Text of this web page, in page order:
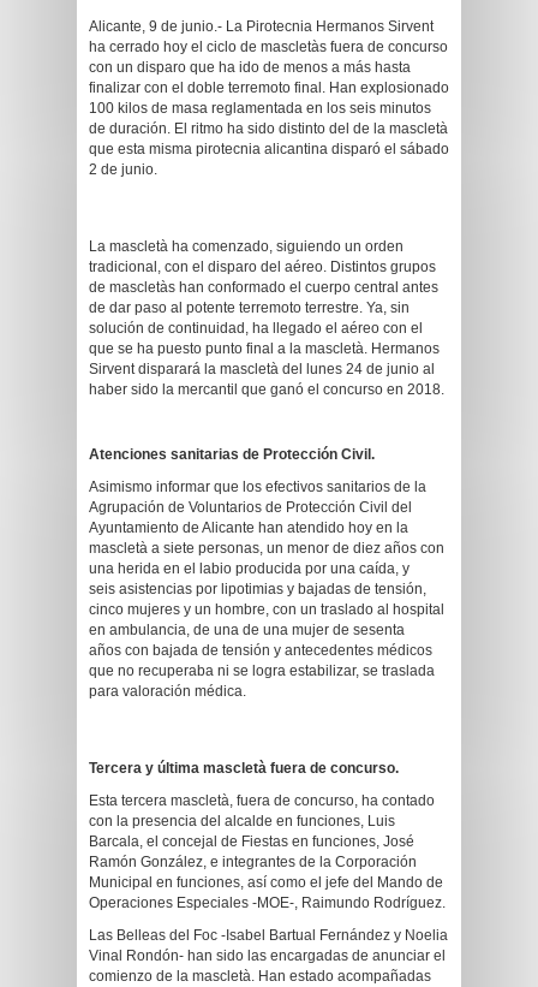
Alicante, 9 de junio.- La Pirotecnia Hermanos Sirvent
ha cerrado hoy el ciclo de mascletàs fuera de concurso
con un disparo que ha ido de menos a más hasta
finalizar con el doble terremoto final. Han explosionado
100 kilos de masa reglamentada en los seis minutos
de duración. El ritmo ha sido distinto del de la mascletà
que esta misma pirotecnia alicantina disparó el sábado
2 de junio.
La mascletà ha comenzado, siguiendo un orden
tradicional, con el disparo del aéreo. Distintos grupos
de mascletàs han conformado el cuerpo central antes
de dar paso al potente terremoto terrestre. Ya, sin
solución de continuidad, ha llegado el aéreo con el
que se ha puesto punto final a la mascletà. Hermanos
Sirvent disparará la mascletà del lunes 24 de junio al
haber sido la mercantil que ganó el concurso en 2018.
Atenciones sanitarias de Protección Civil.
Asimismo informar que los efectivos sanitarios de la
Agrupación de Voluntarios de Protección Civil del
Ayuntamiento de Alicante han atendido hoy en la
mascletà a siete personas, un menor de diez años con
una herida en el labio producida por una caída, y
seis asistencias por lipotimias y bajadas de tensión,
cinco mujeres y un hombre, con un traslado al hospital
en ambulancia, de una de una mujer de sesenta
años con bajada de tensión y antecedentes médicos
que no recuperaba ni se logra estabilizar, se traslada
para valoración médica.
Tercera y última mascletà fuera de concurso.
Esta tercera mascletà, fuera de concurso, ha contado
con la presencia del alcalde en funciones, Luis
Barcala, el concejal de Fiestas en funciones, José
Ramón González, e integrantes de la Corporación
Municipal en funciones, así como el jefe del Mando de
Operaciones Especiales -MOE-, Raimundo Rodríguez.
Las Belleas del Foc -Isabel Bartual Fernández y Noelia
Vinal Rondón- han sido las encargadas de anunciar el
comienzo de la mascletà. Han estado acompañadas